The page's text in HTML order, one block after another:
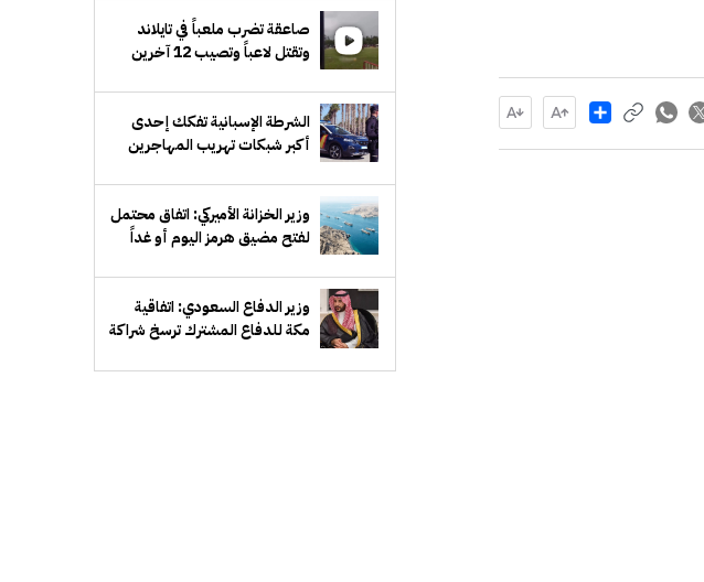
Share
صاعقة تضرب ملعباً في تايلاند
وتقتل لاعباً وتصيب 12 آخرين
الشرطة الإسبانية تفكك إحدى
أكبر شبكات تهريب المهاجرين
وزير الخزانة الأميركي: اتفاق محتمل
لفتح مضيق هرمز اليوم أو غداً
وزير الدفاع السعودي: اتفاقية
مكة للدفاع المشترك ترسخ شراكة